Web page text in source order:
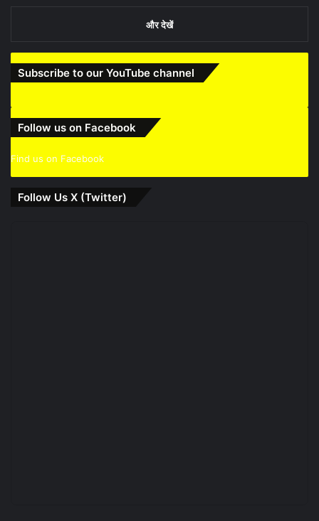
और देखें
Subscribe to our YouTube channel
Follow us on Facebook
Find us on Facebook
Follow Us X (Twitter)